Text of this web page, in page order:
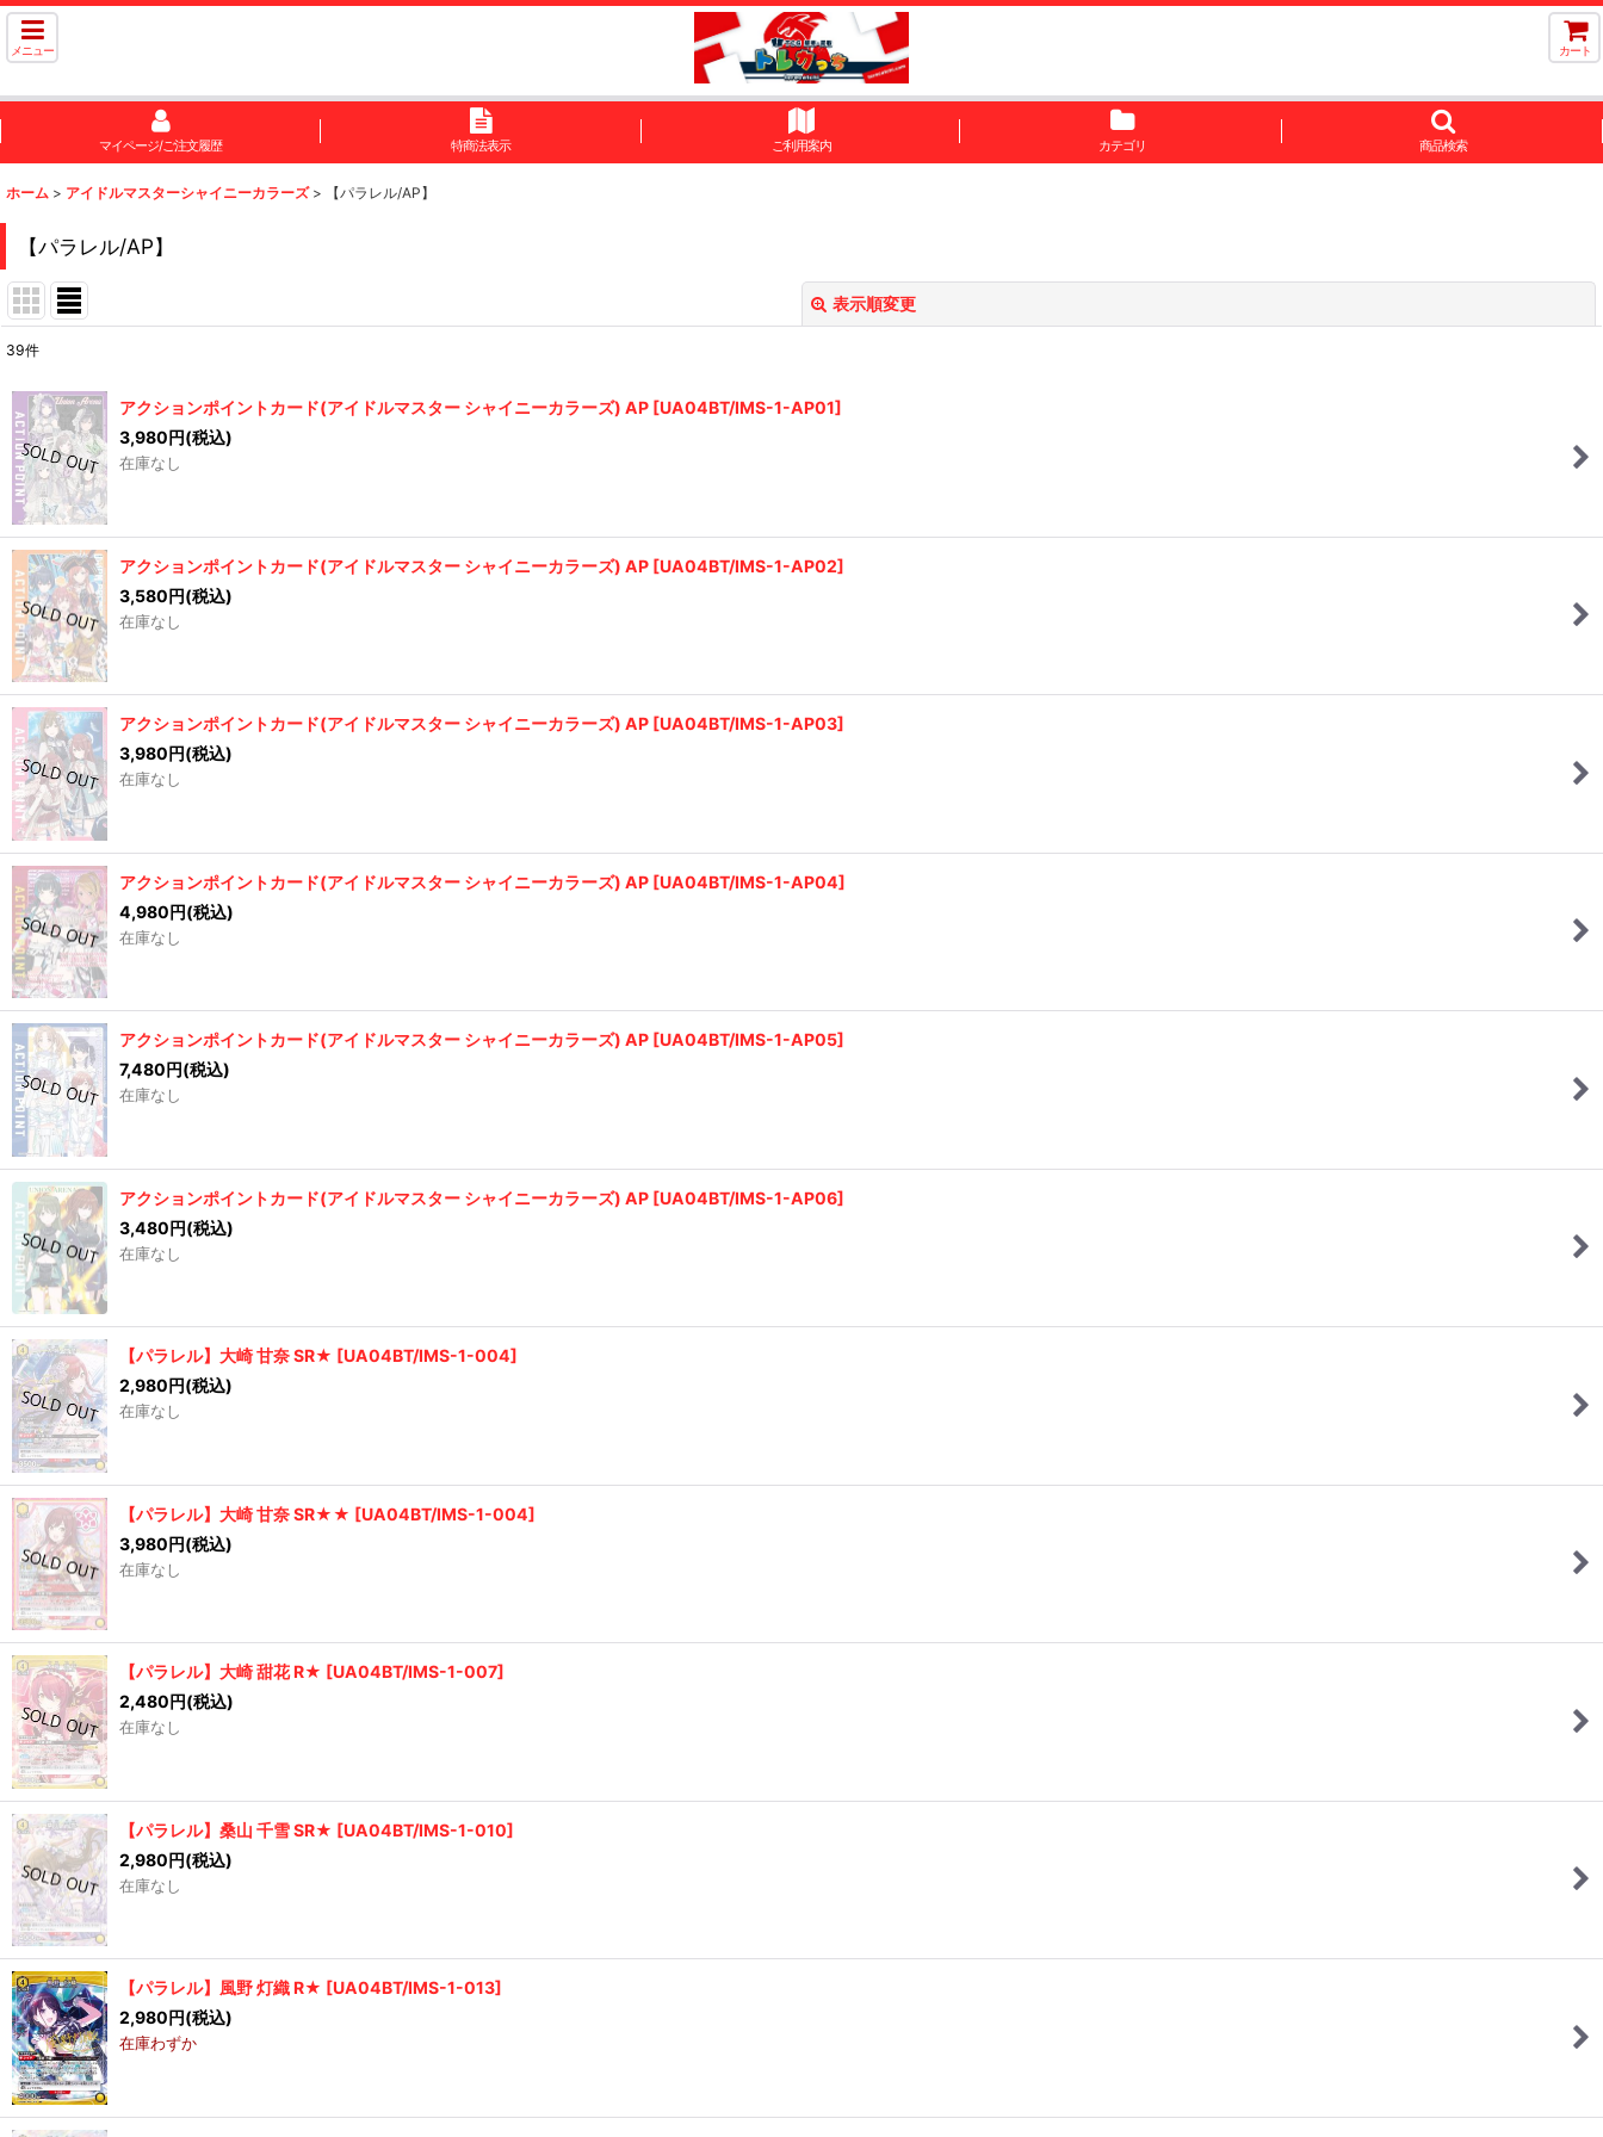
メニュー カート
マイページ/ご注文履歴 特商法表示 ご利用案内 カテゴリ 商品検索
ホーム > アイドルマスターシャイニーカラーズ > 【パラレル/AP】
【パラレル/AP】
表示順変更
在庫あり
並び順:
絞り込む
39件
アクションポイントカード(アイドルマスター シャイニーカラーズ) AP [UA04BT/IMS-1-AP01]
3,980円(税込)
在庫なし
アクションポイントカード(アイドルマスター シャイニーカラーズ) AP [UA04BT/IMS-1-AP02]
3,580円(税込)
在庫なし
アクションポイントカード(アイドルマスター シャイニーカラーズ) AP [UA04BT/IMS-1-AP03]
3,980円(税込)
在庫なし
アクションポイントカード(アイドルマスター シャイニーカラーズ) AP [UA04BT/IMS-1-AP04]
4,980円(税込)
在庫なし
アクションポイントカード(アイドルマスター シャイニーカラーズ) AP [UA04BT/IMS-1-AP05]
7,480円(税込)
在庫なし
アクションポイントカード(アイドルマスター シャイニーカラーズ) AP [UA04BT/IMS-1-AP06]
3,480円(税込)
在庫なし
【パラレル】大崎 甘奈 SR★ [UA04BT/IMS-1-004]
2,980円(税込)
在庫なし
【パラレル】大崎 甘奈 SR★★ [UA04BT/IMS-1-004]
3,980円(税込)
在庫なし
【パラレル】大崎 甜花 R★ [UA04BT/IMS-1-007]
2,480円(税込)
在庫なし
【パラレル】桑山 千雪 SR★ [UA04BT/IMS-1-010]
2,980円(税込)
在庫なし
【パラレル】風野 灯織 R★ [UA04BT/IMS-1-013]
2,980円(税込)
在庫わずか